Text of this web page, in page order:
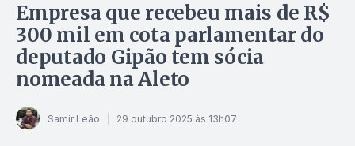
Empresa que recebeu mais de R$
300 mil em cota parlamentar do
deputado Gipão tem sócia
nomeada na Aleto
Samir Leão 29 outubro 2025 às 13h07